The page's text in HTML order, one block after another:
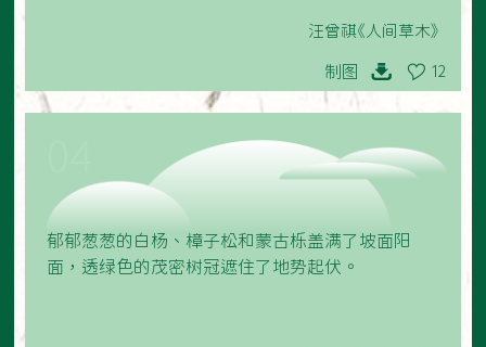
汪曾祺《人间草木》
制图 12
郁郁葱葱的白杨、樟子松和蒙古栎盖满了坡面阳
面，透绿色的茂密树冠遮住了地势起伏。